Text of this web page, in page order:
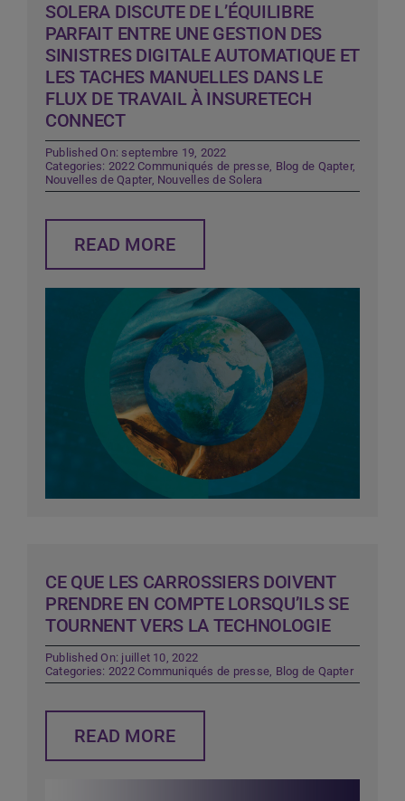
SOLERA DISCUTE DE L’ÉQUILIBRE
PARFAIT ENTRE UNE GESTION DES
SINISTRES DIGITALE AUTOMATIQUE ET
LES TACHES MANUELLES DANS LE
FLUX DE TRAVAIL À INSURETECH
CONNECT
Published On: septembre 19, 2022
Categories: 2022 Communiqués de presse, Blog de Qapter,
Nouvelles de Qapter, Nouvelles de Solera
READ MORE
CE QUE LES CARROSSIERS DOIVENT
PRENDRE EN COMPTE LORSQU’ILS SE
TOURNENT VERS LA TECHNOLOGIE
Published On: juillet 10, 2022
Categories: 2022 Communiqués de presse Blog de Qapter
READ MORE